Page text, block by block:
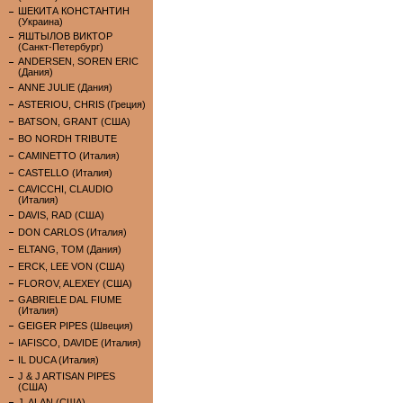
ШЕКИТА КОНСТАНТИН
(Украина)
ЯШТЫЛОВ ВИКТОР
(Санкт-Петербург)
ANDERSEN, SOREN ERIC
(Дания)
ANNE JULIE (Дания)
ASTERIOU, CHRIS (Греция)
BATSON, GRANT (США)
BO NORDH TRIBUTE
CAMINETTO (Италия)
CASTELLO (Италия)
CAVICCHI, CLAUDIO
(Италия)
DAVIS, RAD (США)
DON CARLOS (Италия)
ELTANG, TOM (Дания)
ERCK, LEE VON (США)
FLOROV, ALEXEY (США)
GABRIELE DAL FIUME
(Италия)
GEIGER PIPES (Швеция)
IAFISCO, DAVIDE (Италия)
IL DUCA (Италия)
J & J ARTISAN PIPES
(США)